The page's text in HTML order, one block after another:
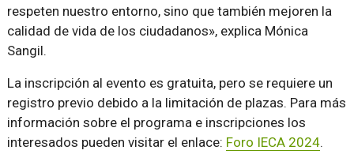
respeten nuestro entorno, sino que también mejoren la
calidad de vida de los ciudadanos», explica Mónica
Sangil.
La inscripción al evento es gratuita, pero se requiere un
registro previo debido a la limitación de plazas. Para más
información sobre el programa e inscripciones los
interesados pueden visitar el enlace: Foro IECA 2024.